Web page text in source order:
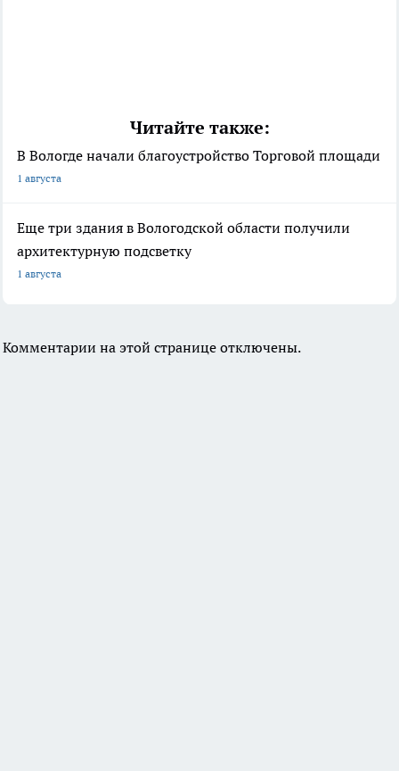
Читайте также:
В Вологде начали благоустройство Торговой площади
1 августа
Еще три здания в Вологодской области получили
архитектурную подсветку
1 августа
Комментарии на этой странице отключены.